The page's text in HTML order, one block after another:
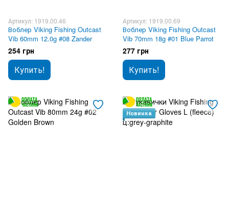
Артикул: 1919.00.46
Воблер Viking Fishing Outcast
Vib 60mm 12.0g #08 Zander
254 грн
Купить!
Артикул: 1919.00.69
Воблер Viking Fishing Outcast
Vib 70mm 18g #01 Blue Parrot
277 грн
Купить!
Новинка